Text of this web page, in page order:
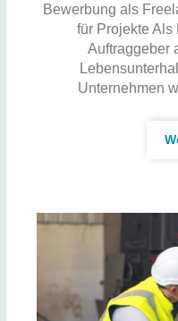
Bewerbung als
für Projekte
Auftraggeber
Unternehmen